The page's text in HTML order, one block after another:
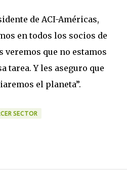
de ACI-Américas,
en todos los socios de
veremos que no estamos
tarea. Y les aseguro que
el planeta”.
SECTOR